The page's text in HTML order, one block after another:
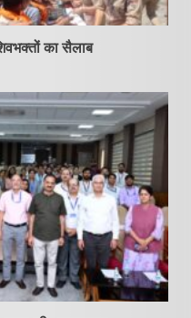
का सैलाब